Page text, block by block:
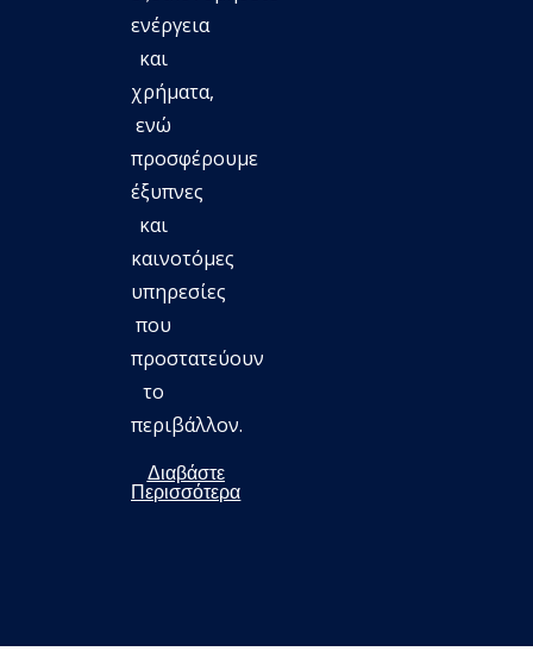
ενέργεια
και
χρήματα,
ενώ
προσφέρουμε
έξυπνες
και
καινοτόμες
υπηρεσίες
που
προστατεύουν
το
περιβάλλον.
Διαβάστε
Περισσότερα